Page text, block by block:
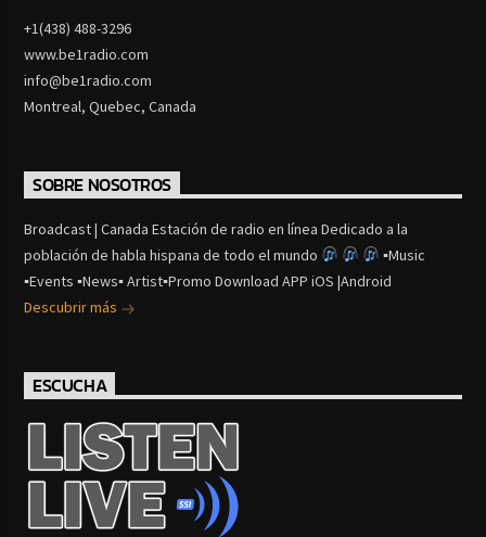
+1(438) 488-3296
www.be1radio.com
info@be1radio.com
Montreal, Quebec, Canada
SOBRE NOSOTROS
Broadcast | Canada Estación de radio en línea Dedicado a la
población de habla hispana de todo el mundo
▪Music
▪Events ▪News▪ Artist▪Promo Download APP iOS |Android
Descubrir más
ESCUCHA